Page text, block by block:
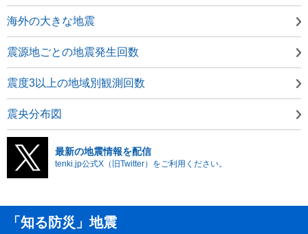
海外の大きな地震
震源地ごとの地震発生回数
震度3以上の地域別観測回数
震央分布図
最新の地震情報を配信
tenki.jp公式X（旧Twitter）をご利用ください。
「知る防災」地震